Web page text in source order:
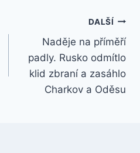
DALŠÍ
Naděje na příměří
padly. Rusko odmítlo
klid zbraní a zasáhlo
Charkov a Oděsu